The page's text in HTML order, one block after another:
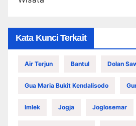
Kata Kunci Terkait
Air Terjun Bantul Dolan
Gua Maria Bukit Kendalisodo
Imlek Jogja Joglosemar